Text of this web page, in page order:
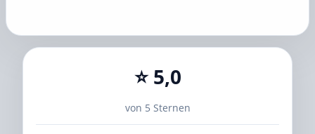
⭐ 5,0
von 5 Sternen